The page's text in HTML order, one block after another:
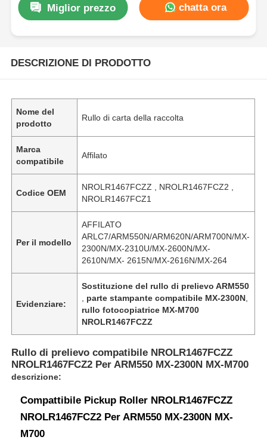
Miglior prezzo chatta ora
DESCRIZIONE DI PRODOTTO
Nome del
prodotto
Rullo di carta della raccolta
Marca
compatibile
Affilato
Codice OEM
NROLR1467FCZZ , NROLR1467FCZ2 ,
NROLR1467FCZ1
Per il modello
AFFILATO
ARLC7/ARM550N/ARM620N/ARM700N/MX-
2300N/MX-2310U/MX-2600N/MX-
2610N/MX- 2615N/MX-2616N/MX-264
Evidenziare:
Sostituzione del rullo di prelievo ARM550
parte stampante compatibile MX-2300N
rullo fotocopiatrice MX-M700
NROLR1467FCZZ
Rullo di prelievo compatibile NROLR1467FCZZ
NROLR1467FCZ2 Per ARM550 MX-2300N MX-M700
descrizione:
Compattibile Pickup Roller NROLR1467FCZZ
NROLR1467FCZ2 Per ARM550 MX-2300N MX-
M700